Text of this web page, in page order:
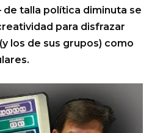
talla política diminuta se
para disfrazar
los de sus grupos) como